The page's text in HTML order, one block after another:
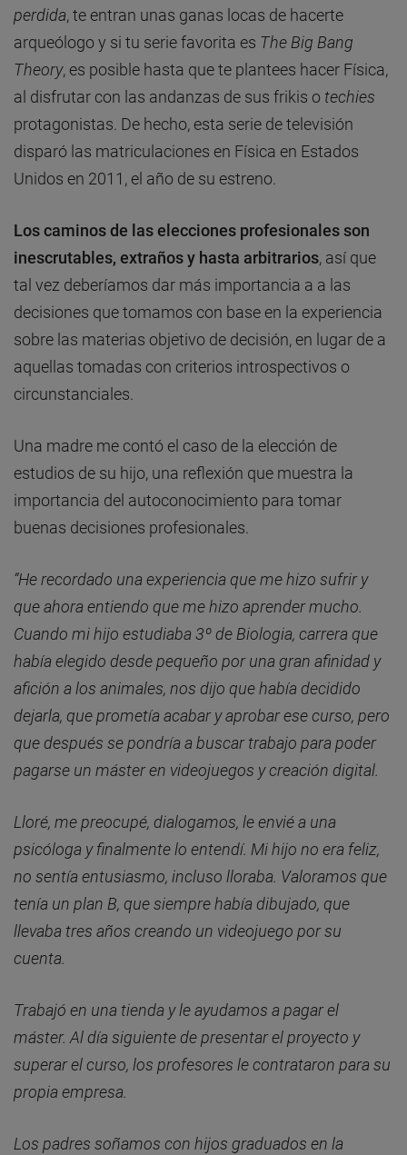
perdida, te entran unas ganas locas de hacerte
arqueólogo y si tu serie favorita es The Big Bang
Theory, es posible hasta que te plantees hacer Física,
al disfrutar con las andanzas de sus frikis o techies
protagonistas. De hecho, esta serie de televisión
disparó las matriculaciones en Física en Estados
Unidos en 2011, el año de su estreno.
Los caminos de las elecciones profesionales son
inescrutables, extraños y hasta arbitrarios, así que
tal vez deberíamos dar más importancia a a las
decisiones que tomamos con base en la experiencia
sobre las materias objetivo de decisión, en lugar de a
aquellas tomadas con criterios introspectivos o
circunstanciales.
Una madre me contó el caso de la elección de
estudios de su hijo, una reflexión que muestra la
importancia del autoconocimiento para tomar
buenas decisiones profesionales.
“He recordado una experiencia que me hizo sufrir y
que ahora entiendo que me hizo aprender mucho.
Cuando mi hijo estudiaba 3º de Biologia, carrera que
había elegido desde pequeño por una gran afinidad y
afición a los animales, nos dijo que había decidido
dejarla, que prometía acabar y aprobar ese curso, pero
que después se pondría a buscar trabajo para poder
pagarse un máster en videojuegos y creación digital.
Lloré, me preocupé, dialogamos, le envié a una
psicóloga y finalmente lo entendí. Mi hijo no era feliz,
no sentía entusiasmo, incluso lloraba. Valoramos que
tenía un plan B, que siempre había dibujado, que
llevaba tres años creando un videojuego por su
cuenta.
Trabajó en una tienda y le ayudamos a pagar el
máster. Al día siguiente de presentar el proyecto y
superar el curso, los profesores le contrataron para su
propia empresa.
Los padres soñamos con hijos graduados en la